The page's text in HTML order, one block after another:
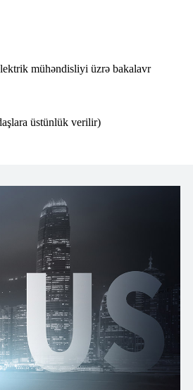
mühəndisliyi üzrə bakalavr
üstünlük verilir)